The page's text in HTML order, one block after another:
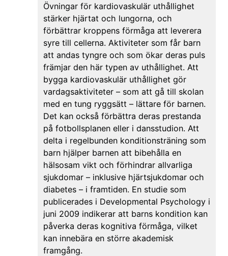
Övningar för kardiovaskulär uthållighet
stärker hjärtat och lungorna, och
förbättrar kroppens förmåga att leverera
syre till cellerna. Aktiviteter som får barn
att andas tyngre och som ökar deras puls
främjar den här typen av uthållighet. Att
bygga kardiovaskulär uthållighet gör
vardagsaktiviteter – som att gå till skolan
med en tung ryggsätt – lättare för barnen.
Det kan också förbättra deras prestanda
på fotbollsplanen eller i dansstudion. Att
delta i regelbunden konditionsträning som
barn hjälper barnen att bibehålla en
hälsosam vikt och förhindrar allvarliga
sjukdomar – inklusive hjärtsjukdomar och
diabetes – i framtiden. En studie som
publicerades i Developmental Psychology i
juni 2009 indikerar att barns kondition kan
påverka deras kognitiva förmåga, vilket
kan innebära en större akademisk
framgång.